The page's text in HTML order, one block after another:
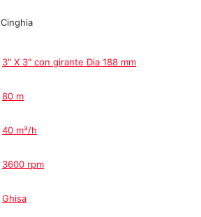
3″ X 3″ con girante Dia 188 mm
80 m
40 m³/h
3600 rpm
Ghisa